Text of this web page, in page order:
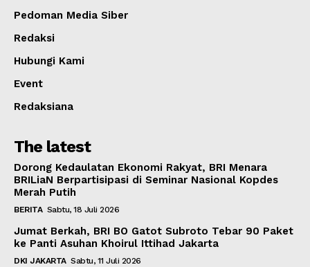
Pedoman Media Siber
Redaksi
Hubungi Kami
Event
Redaksiana
The latest
Dorong Kedaulatan Ekonomi Rakyat, BRI Menara
BRILiaN Berpartisipasi di Seminar Nasional Kopdes
Merah Putih
BERITA Sabtu, 18 Juli 2026
Jumat Berkah, BRI BO Gatot Subroto Tebar 90 Paket
ke Panti Asuhan Khoirul Ittihad Jakarta
DKI JAKARTA Sabtu, 11 Juli 2026